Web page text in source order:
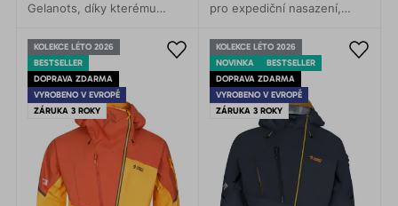
Gelanots, díky kterému
hodnot v prodyšnosti, při
zachování výborné
mechanické odolnosti.
pro expediční nasazení,
VHT, turistiku, lyžování.
Poskytují maximální ochranu
proti vodě a větru.
KOLEKCE LÉTO 2026
BESTSELLER
DOPRAVA ZDARMA
VYROBENO V EVROPĚ
ZÁRUKA 3 ROKY
KOLEKCE LÉTO 2026
NOVINKA
BESTSELLER
DOPRAVA ZDARMA
VYROBENO V EVROPĚ
ZÁRUKA 3 ROKY